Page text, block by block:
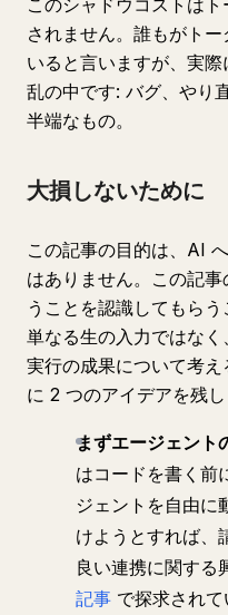
このシャドウコストは
されません。誰もがト
いると言いますが、実
乱の中です: バグ、やり
半端なもの。
大損しないために
この記事の目的は、AI
はありません。この記
うことを認識してもらう
単なる生の入力ではな
実行の成果について考
に 2 つのアイデアを残
まずエージェント
はコードを書く前
ジェントを自由に
けようとすれば、
良い連携に関する
記事 で探求されて